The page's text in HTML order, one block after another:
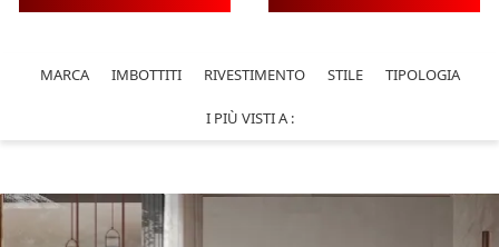
MARCA IMBOTTITI RIVESTIMENTO STILE TIPOLOGIA
I PIÙ VISTI A :